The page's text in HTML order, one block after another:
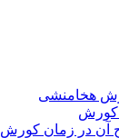
هخامنشی
کورش
آن در زمان کورش